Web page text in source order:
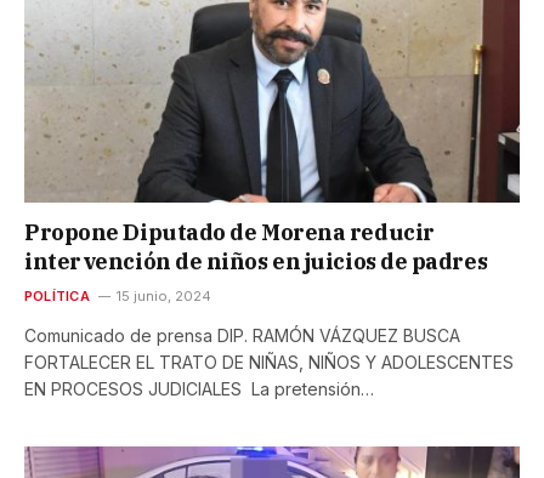
Propone Diputado de Morena reducir
intervención de niños en juicios de padres
POLÍTICA 15 junio, 2024
Comunicado de prensa DIP. RAMÓN VÁZQUEZ BUSCA
FORTALECER EL TRATO DE NIÑAS, NIÑOS Y ADOLESCENTES
EN PROCESOS JUDICIALES La pretensión…